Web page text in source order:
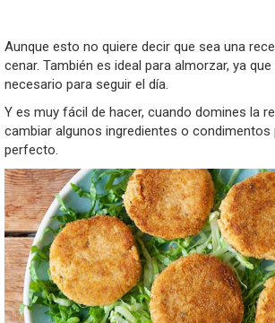
Aunque esto no quiere decir que sea una
cenar. También es ideal para almorzar, ya
necesario para seguir el día.
Y es muy fácil de hacer, cuando domines la
cambiar algunos ingredientes o condimentos
perfecto.